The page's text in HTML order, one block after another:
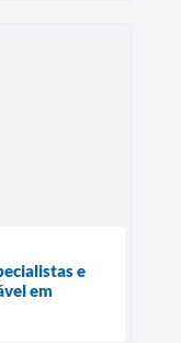
e
em